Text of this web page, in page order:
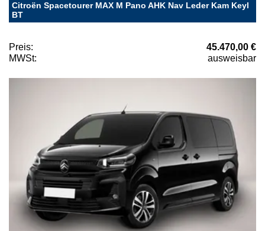
Citroën Spacetourer MAX M Pano AHK Nav Leder Kam Keyl
BT
Preis:
45.470,00 €
MWSt:
ausweisbar